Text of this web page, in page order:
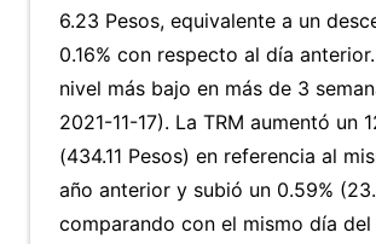
6.23 Pesos, equivalente a un
0.16% con respecto al día
nivel más bajo en más de 3
2021-11-17). La TRM aumentó un
(434.11 Pesos) en referencia al
año anterior y subió un 0.59%
comparando con el mismo día del